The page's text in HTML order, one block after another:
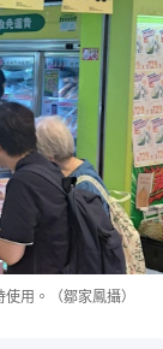
用。（鄒家鳳攝）